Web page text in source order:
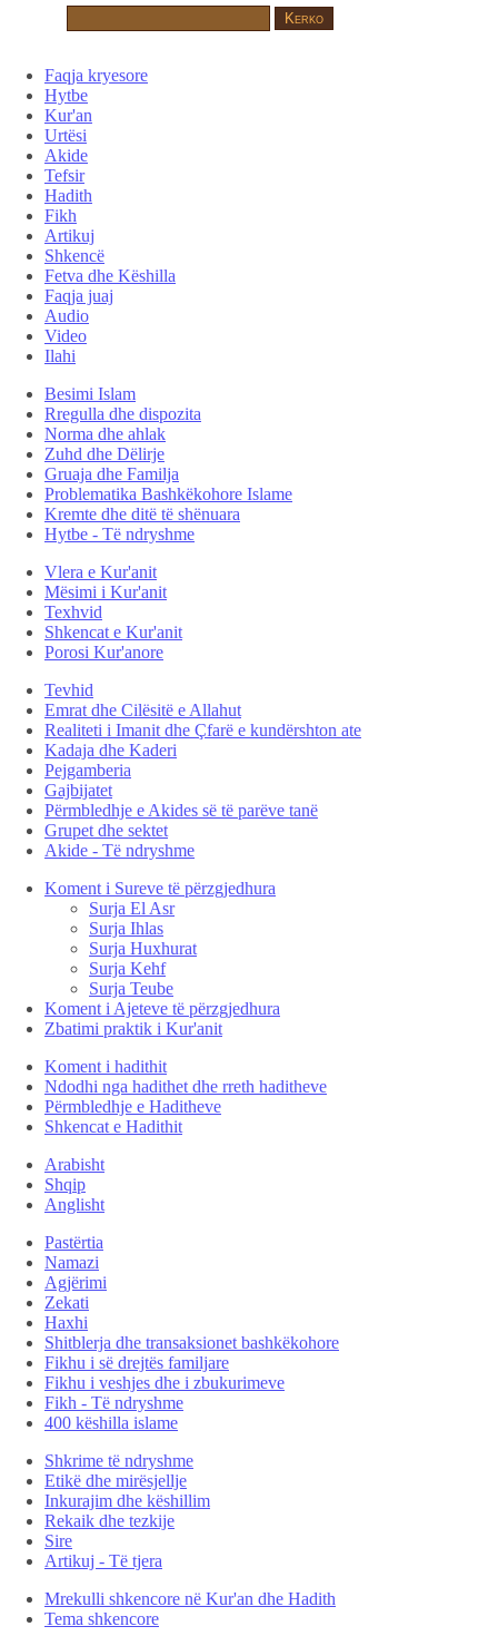
Faqja kryesore
Hytbe
Kur'an
Urtësi
Akide
Tefsir
Hadith
Fikh
Artikuj
Shkencë
Fetva dhe Këshilla
Faqja juaj
Audio
Video
Ilahi
Besimi Islam
Rregulla dhe dispozita
Norma dhe ahlak
Zuhd dhe Dëlirje
Gruaja dhe Familja
Problematika Bashkëkohore Islame
Kremte dhe ditë të shënuara
Hytbe - Të ndryshme
Vlera e Kur'anit
Mësimi i Kur'anit
Texhvid
Shkencat e Kur'anit
Porosi Kur'anore
Tevhid
Emrat dhe Cilësitë e Allahut
Realiteti i Imanit dhe Çfarë e kundërshton ate
Kadaja dhe Kaderi
Pejgamberia
Gajbijatet
Përmbledhje e Akides së të parëve tanë
Grupet dhe sektet
Akide - Të ndryshme
Koment i Sureve të përzgjedhura
Surja El Asr
Surja Ihlas
Surja Huxhurat
Surja Kehf
Surja Teube
Koment i Ajeteve të përzgjedhura
Zbatimi praktik i Kur'anit
Koment i hadithit
Ndodhi nga hadithet dhe rreth haditheve
Përmbledhje e Haditheve
Shkencat e Hadithit
Arabisht
Shqip
Anglisht
Pastërtia
Namazi
Agjërimi
Zekati
Haxhi
Shitblerja dhe transaksionet bashkëkohore
Fikhu i së drejtës familjare
Fikhu i veshjes dhe i zbukurimeve
Fikh - Të ndryshme
400 këshilla islame
Shkrime të ndryshme
Etikë dhe mirësjellje
Inkurajim dhe këshillim
Rekaik dhe tezkije
Sire
Artikuj - Të tjera
Mrekulli shkencore në Kur'an dhe Hadith
Tema shkencore